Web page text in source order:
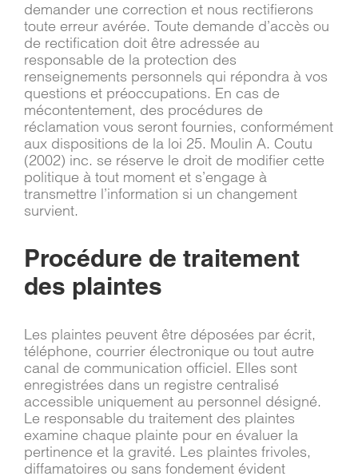
demander une correction et nous rectifierons
toute erreur avérée. Toute demande d’accès ou
de rectification doit être adressée au
responsable de la protection des
renseignements personnels qui répondra à vos
questions et préoccupations. En cas de
mécontentement, des procédures de
réclamation vous seront fournies, conformément
aux dispositions de la loi 25. Moulin A. Coutu
(2002) inc. se réserve le droit de modifier cette
politique à tout moment et s’engage à
transmettre l’information si un changement
survient.
Procédure de traitement
des plaintes
Les plaintes peuvent être déposées par écrit,
téléphone, courrier électronique ou tout autre
canal de communication officiel. Elles sont
enregistrées dans un registre centralisé
accessible uniquement au personnel désigné.
Le responsable du traitement des plaintes
examine chaque plainte pour en évaluer la
pertinence et la gravité. Les plaintes frivoles,
diffamatoires ou sans fondement évident